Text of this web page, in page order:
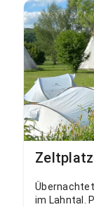
im Lahntal.